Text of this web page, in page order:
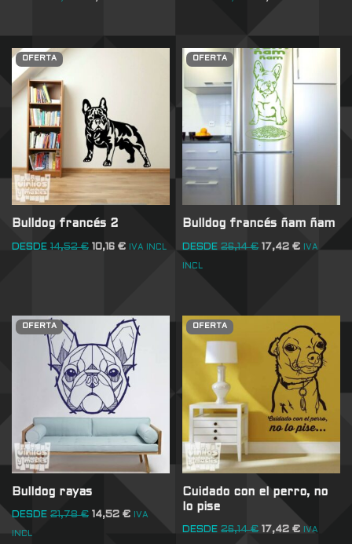
OFERTA
Bulldog francés 2
DESDE 14,52€ 10,16 € IVA INCL
OFERTA
Bulldog francés ñam ñam
DESDE 26,14€ 17,42€ IVA
INCL
OFERTA
Bulldog rayas
DESDE 21,78€ 14,52 € IVA
INCL
OFERTA
Cuidado con el perro, no
lo pise
DESDE 26,14€ 17,42€ IVA